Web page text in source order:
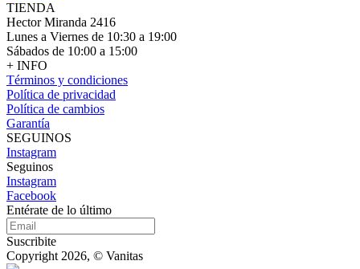
TIENDA
Hector Miranda 2416
Lunes a Viernes de 10:30 a 19:00
Sábados de 10:00 a 15:00
+ INFO
Términos y condiciones
Política de privacidad
Política de cambios
Garantía
SEGUINOS
Instagram
Seguinos
Instagram
Facebook
Entérate de lo último
Suscribite
Copyright 2026, © Vanitas